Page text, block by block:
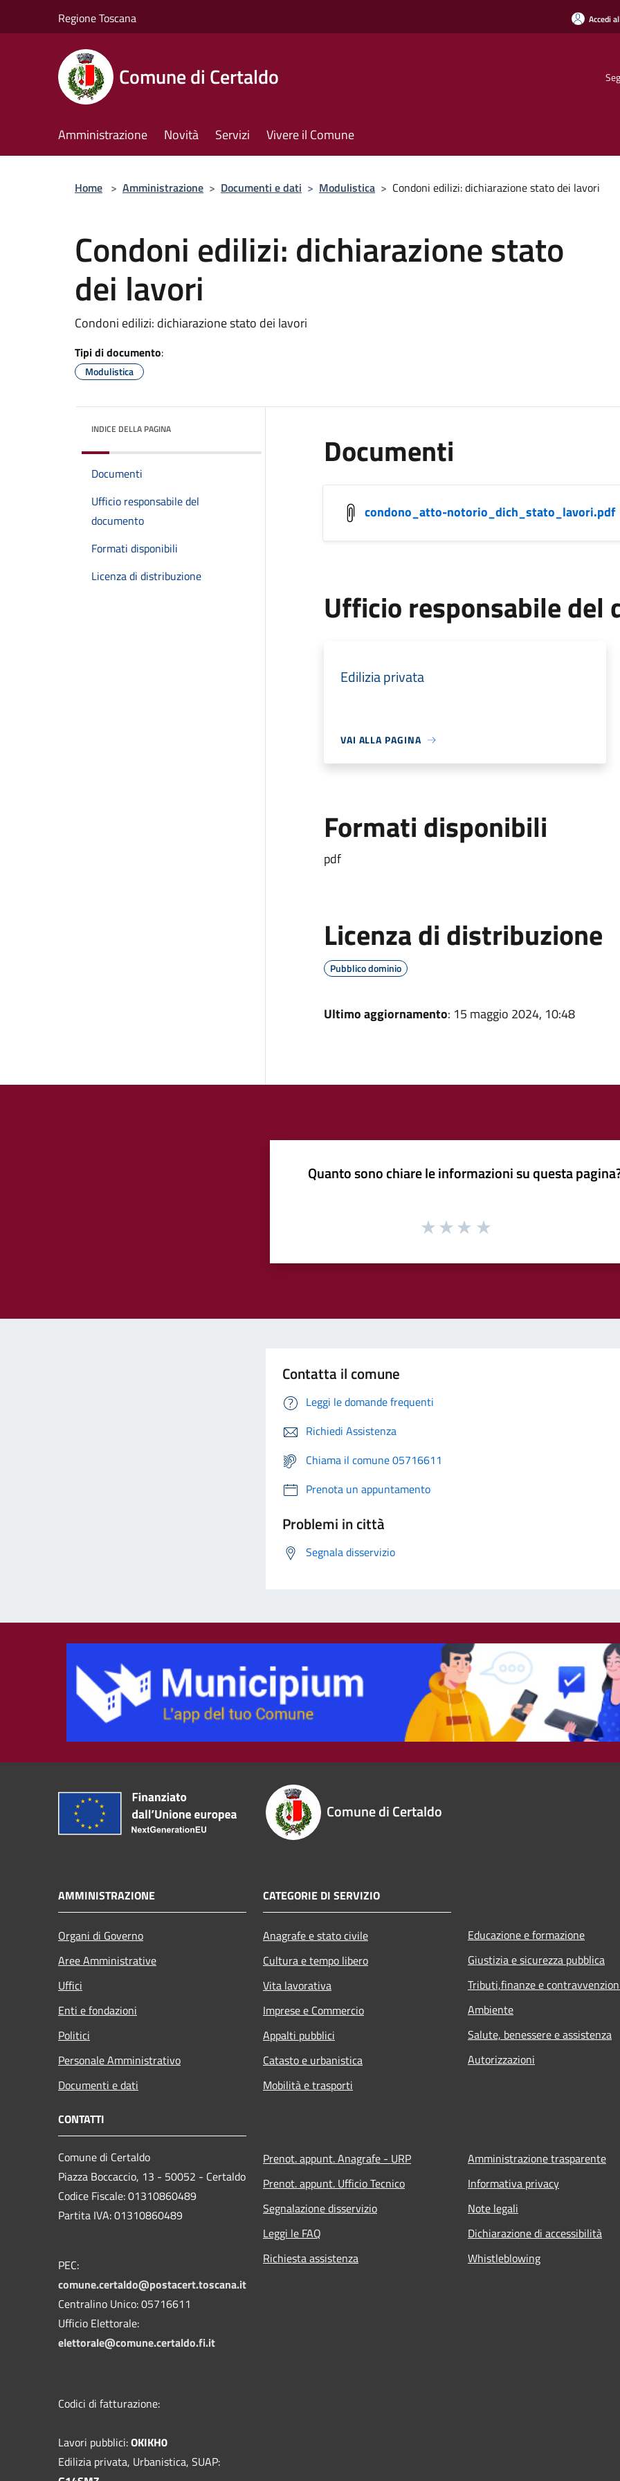
Regione Toscana Accedi
Comune di Certaldo
Amministrazione Novità Servizi Vivere il Comune
Home > Amministrazione > Documenti e dati > Modulistica > Condoni edilizi: dichiarazione stato dei lavori
Condoni edilizi: dichiarazione stato
dei lavori
Condoni edilizi: dichiarazione stato dei lavori
Tipi di documento:
Modulistica
INDICE DELLA PAGINA
Documenti
Ufficio responsabile del
documento
Formati disponibili
Licenza di distribuzione
Documenti
condono_atto-notorio_dich_stato_lavori.pdf
Ufficio responsabile del
Edilizia privata
VAI ALLA PAGINA
Formati disponibili
pdf
Licenza di distribuzione
Pubblico dominio
Ultimo aggiornamento: 15 maggio 2024, 10:48
Quanto sono chiare le informazioni su questa
Contatta il comune
Leggi le domande frequenti
Richiedi Assistenza
Chiama il comune 05716611
Prenota un appuntamento
Problemi in città
Segnala disservizio
Comune di Certaldo
AMMINISTRAZIONE
Organi di Governo
Aree Amministrative
Uffici
Enti e fondazioni
Politici
Personale Amministrativo
Documenti e dati
CATEGORIE DI SERVIZIO
Anagrafe e stato civile
Cultura e tempo libero
Vita lavorativa
Imprese e Commercio
Appalti pubblici
Catasto e urbanistica
Mobilità e trasporti
Educazione e formazione
Giustizia e sicurezza pubblica
Tributi,finanze e
Ambiente
Salute, benessere e assistenza
Autorizzazioni
CONTATTI
Comune di Certaldo
Piazza Boccaccio, 13 - 50052 - Certaldo
Codice Fiscale: 01310860489
Partita IVA: 01310860489
PEC:
comune.certaldo@postacert.toscana.it
Centralino Unico: 05716611
Ufficio Elettorale:
elettorale@comune.certaldo.fi.it
Codici di fatturazione:
Lavori pubblici:OKIKH0
Edilizia privata, Urbanistica, SUAP:
Prenot. appunt. Anagrafe - URP
Prenot. appunt. Ufficio Tecnico
Segnalazione disservizio
Leggi le FAQ
Richiesta assistenza
Amministrazione trasparente
Informativa privacy
Note legali
Dichiarazione di accessibilità
Whistleblowing